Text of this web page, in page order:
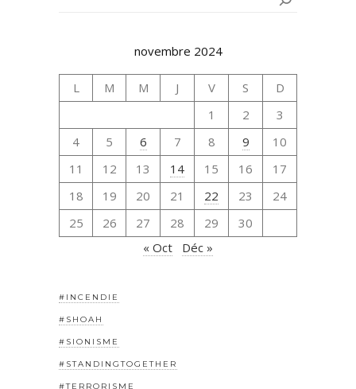
novembre 2024
L M M J V S
D
1
2
3
4
5 6 7 8 9
10
11
12 13 14 15 16
17
18
19 20 21 22 23
24
25
26 27 28 29
30
« Oct
Déc »
#INCENDIE
#SHOAH
#SIONISME
#STANDINGTOGETHER
#TERRORISME